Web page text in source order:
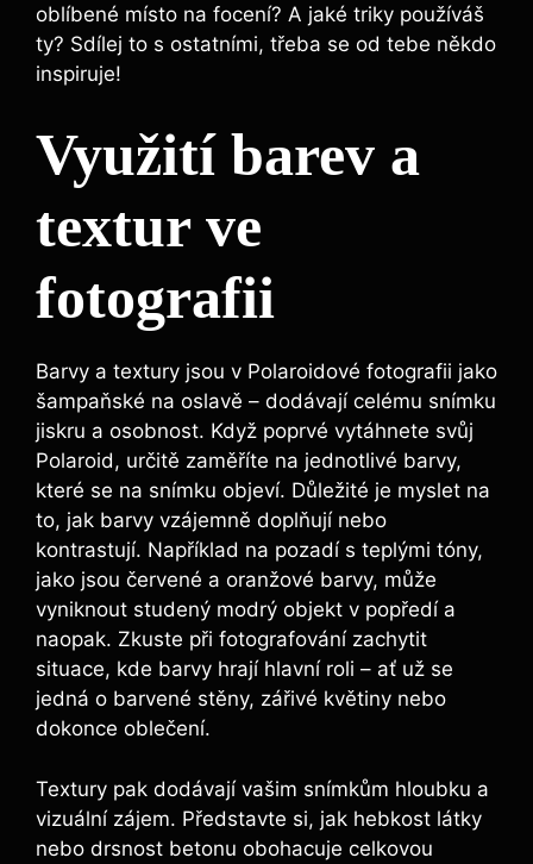
oblíbené místo na ⁣focení? A jaké⁢ triky používáš
ty? Sdílej to ⁢s ostatními, třeba se‍ od tebe někdo
inspiruje!
Využití ⁣barev a
textur ve
fotografii
Barvy a textury ​jsou v Polaroidové⁤ fotografii jako
​šampaňské na oslavě – dodávají​ celému snímku
jiskru ⁢a osobnost. ​Když poprvé vytáhnete svůj⁣
Polaroid, určitě zaměříte na jednotlivé⁢ barvy,
které⁣ se na ⁣snímku objeví. Důležité je myslet​ na ​
to, ‌jak​ barvy vzájemně ⁣doplňují‍ nebo
kontrastují. ‍Například na pozadí s teplými tóny,
jako jsou červené a oranžové barvy, ⁣může
‌vyniknout studený modrý ⁢objekt v popředí a
naopak. Zkuste při fotografování ‍zachytit
situace, kde ⁢barvy ⁢hrají hlavní roli – ať už se⁤
jedná o barvené stěny, zářivé květiny nebo
dokonce oblečení.
Textury pak dodávají vašim snímkům hloubku a
vizuální zájem. Představte si, jak hebkost⁤ látky
nebo ⁢drsnost betonu‍ obohacuje celkovou